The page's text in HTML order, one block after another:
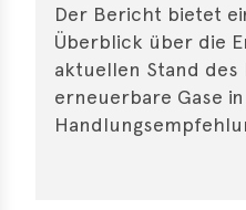
Der Bericht bietet
Überblick über die
aktuellen Stand
erneuerbare Gase